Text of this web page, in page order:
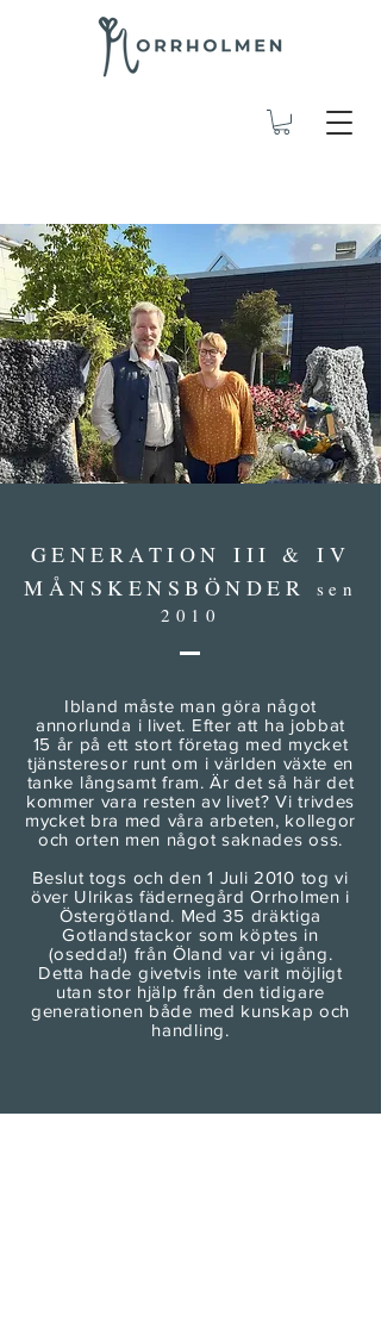
GENERATIONIII & IV
MÅNSKENSBÖNDER
sen
2010
Ibland måste man göra något
annorlunda i livet. Efter att ha jobbat
15 år på ett stort företag med mycket
tjänsteresor runt om i världen växte en
tanke långsamt fram. Är det så här det
kommer vara resten av livet? Vi trivdes
mycket bra med våra arbeten, kollegor
och orten men något saknades oss.
Beslut togs och den 1 Juli 2010 tog vi
över Ulrikas fädernegård Orrholmen i
Östergötland. Med 35 dräktiga
Gotlandstackor som köptes in
(osedda!) från Öland var vi igång.
Detta hade givetvis inte varit möjligt
utan stor hjälp från den tidigare
generationen både med kunskap och
handling.